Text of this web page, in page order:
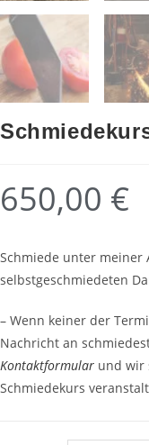
650,00 €
Schmiede unter meiner
selbstgeschmiedeten
– Wenn keiner der
Nachricht an
Kontaktformular und wir
Schmiedekurs